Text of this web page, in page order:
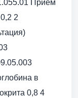
Прием
2
в
0,8 4